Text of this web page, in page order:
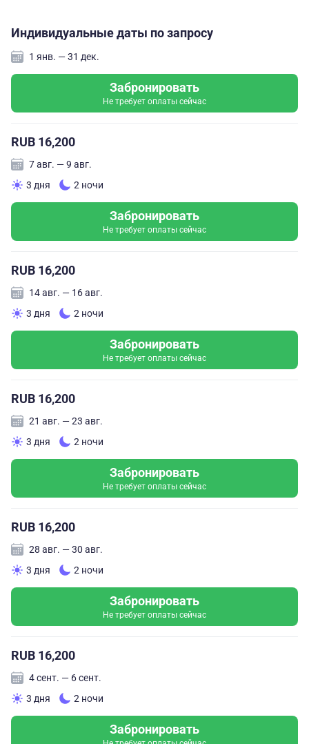
Индивидуальные даты по запросу
1 янв. — 31 дек.
Забронировать
Не требует оплаты сейчас
RUB 16,200
7 авг. — 9 авг.
3 дня
2 ночи
Забронировать
Не требует оплаты сейчас
RUB 16,200
14 авг. — 16 авг.
3 дня
2 ночи
Забронировать
Не требует оплаты сейчас
RUB 16,200
21 авг. — 23 авг.
3 дня
2 ночи
Забронировать
Не требует оплаты сейчас
RUB 16,200
28 авг. — 30 авг.
3 дня
2 ночи
Забронировать
Не требует оплаты сейчас
RUB 16,200
4 сент. — 6 сент.
3 дня
2 ночи
Забронировать